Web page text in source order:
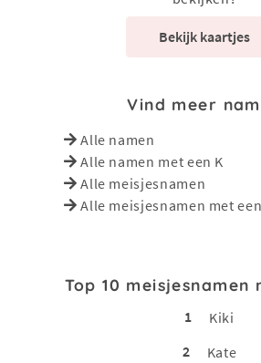
Bekijk kaartjes
Vind meer
Alle namen
Alle namen met een K
Alle meisjesnamen
Alle meisjesnamen met
Top 10 meisjesnamen
1
Kiki
2
Kate